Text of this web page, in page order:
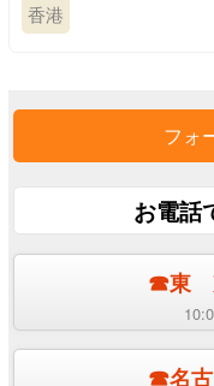
香港
フォ
お電話
☎︎東
☎︎名